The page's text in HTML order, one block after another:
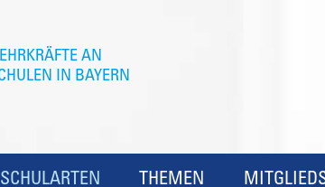
SCHULARTEN THEMEN